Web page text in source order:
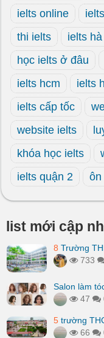
ielts online
thi ielts
ielts
học ielts ở đâu
ielts hcm
ielts
ielts cấp tốc
website ielts
khóa học ielts
ielts quận 2
ôn
list mới cập
8 Trường
733
Salon làm
47
5 trường
66